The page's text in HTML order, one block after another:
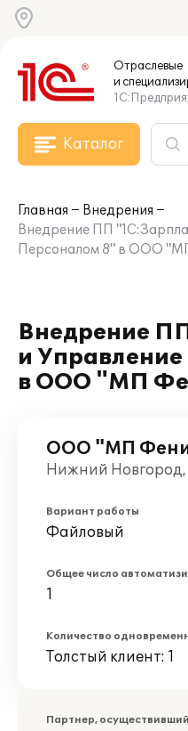
Отраслевые
и
Каталог
Главная
Внедрения
Внедрение ПП
Персоналом 8" в ООО
Внедрение
и
в ООО "МП
ООО "МП
Нижний
Вариант работы
Файловый
Общее число
1
Количество
Толстый клиент: 1
Партнер,